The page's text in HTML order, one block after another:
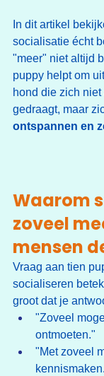
In dit artikel
socialisatie écht
"meer" niet altijd
puppy helpt om
hond die zich niet
gedraagt, maar
ontspannen en
Waarom
zoveel
mensen
Vraag aan tien
socialiseren
groot dat je
"Zoveel
ontmoeten."
"Met zoveel